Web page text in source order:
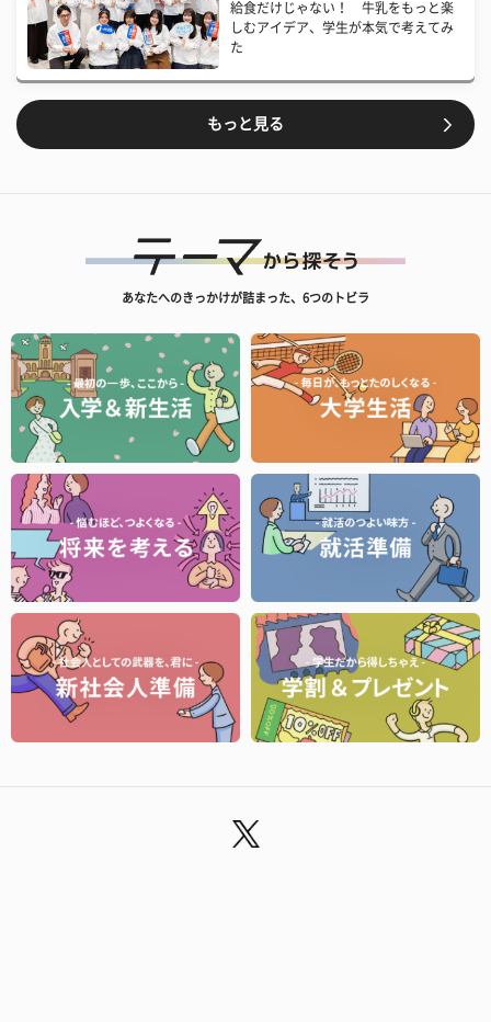
給食だけじゃない！ 牛乳をもっと楽
しむアイデア、学生が本気で考えてみ
た
もっと見る
あなたへのきっかけが詰まった、6つのトビラ